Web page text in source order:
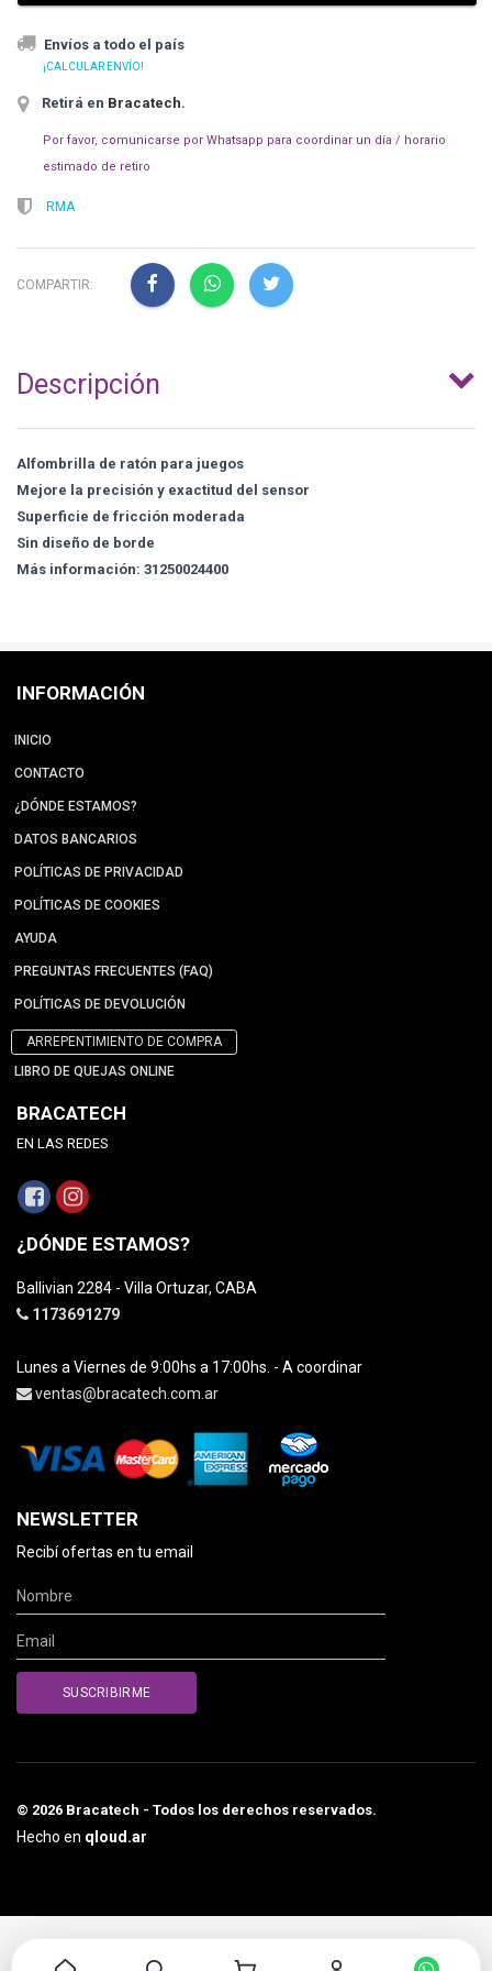
Envíos a todo el país
¡CALCULAR ENVÍO!
Retirá en Bracatech.
Por favor, comunicarse por Whatsapp para coordinar un día / horario
estimado de retiro
RMA
COMPARTIR:
Descripción
Alfombrilla de ratón para juegos
Mejore la precisión y exactitud del sensor
Superficie de fricción moderada
Sin diseño de borde
Más información: 31250024400
INFORMACIÓN
INICIO
CONTACTO
¿DÓNDE ESTAMOS?
DATOS BANCARIOS
POLÍTICAS DE PRIVACIDAD
POLÍTICAS DE COOKIES
AYUDA
PREGUNTAS FRECUENTES (FAQ)
POLÍTICAS DE DEVOLUCIÓN
ARREPENTIMIENTO DE COMPRA
LIBRO DE QUEJAS ONLINE
BRACATECH
EN LAS REDES
¿DÓNDE ESTAMOS?
Ballivian 2284 - Villa Ortuzar, CABA
1173691279
Lunes a Viernes de 9:00hs a 17:00hs. - A coordinar
ventas@bracatech.com.ar
NEWSLETTER
Recibí ofertas en tu email
© 2026 Bracatech - Todos los derechos reservados.
Hecho en qloud.ar